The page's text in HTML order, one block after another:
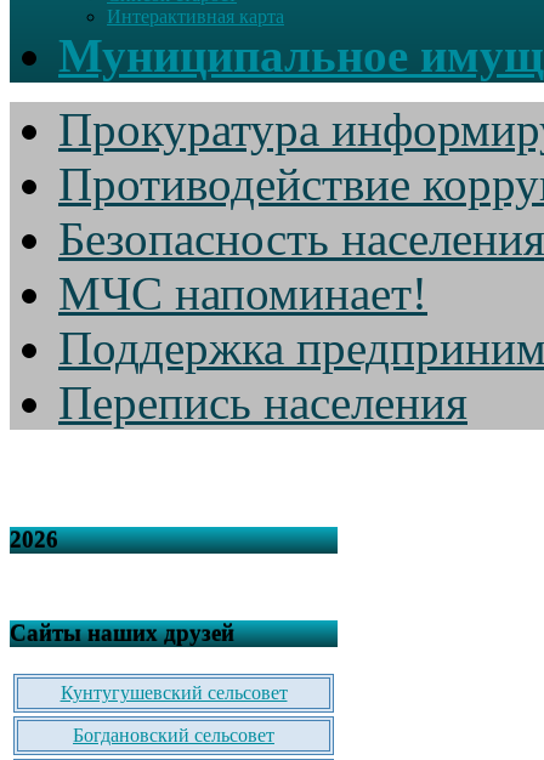
Интерактивная карта
Муниципальное
Прокуратура
Противодействие
Безопасность населения
МЧС напоминает!
Поддержка
Перепись населения
2026
Сайты наших друзей
Кунтугушевский сельсовет
Богдановский сельсовет